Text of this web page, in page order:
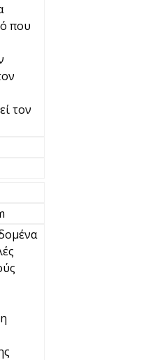
που
τον